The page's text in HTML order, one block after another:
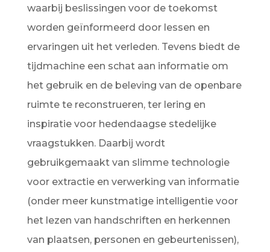
waarbij beslissingen voor de toekomst
worden geïnformeerd door lessen en
ervaringen uit het verleden. Tevens biedt de
tijdmachine een schat aan informatie om
het gebruik en de beleving van de openbare
ruimte te reconstrueren, ter lering en
inspiratie voor hedendaagse stedelijke
vraagstukken. Daarbij wordt
gebruikgemaakt van slimme technologie
voor extractie en verwerking van informatie
(onder meer kunstmatige intelligentie voor
het lezen van handschriften en herkennen
van plaatsen, personen en gebeurtenissen),